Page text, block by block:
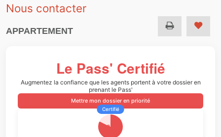
Nous contacter
APPARTEMENT
Le Pass' Certifié
Augmentez la confiance que les agents portent à votre dossier en
prenant le Pass'
Mettre mon dossier en priorité
Certifié
+82%